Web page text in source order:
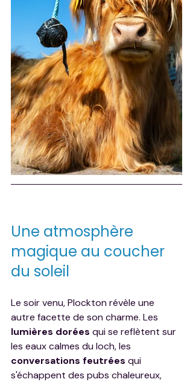
Une atmosphère
magique au coucher
du soleil
Le soir venu, Plockton révèle une
autre facette de son charme. Les
lumières dorées qui se reflètent sur
les eaux calmes du loch, les
conversations feutrées qui
s'échappent des pubs chaleureux,